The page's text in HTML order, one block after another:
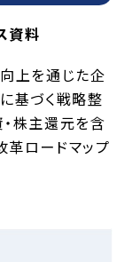
資料
上を通じた企
基づく戦略整
・株主還元を含
革ロードマップ